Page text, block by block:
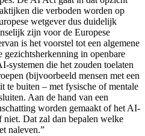
die verboden worden op
wetgever dus duidelijk
zijn voor de Europese
is het voorstel tot een algemene
gezichtsherkenning in openbare
systemen die het zouden toelaten
(bijvoorbeeld mensen met een
te buiten – met fysische of mentale
Aan de hand van een
worden gemaakt of het AI-
niet. Dat zal dan bepalen welke
naleven.”